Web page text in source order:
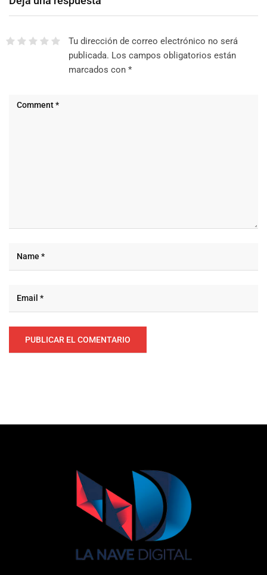
Tu dirección de correo electrónico no será
publicada. Los campos obligatorios están
marcados con *